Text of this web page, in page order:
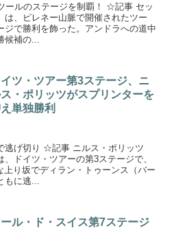
ールのステージを制覇！ ☆記事 セッ
は、ピレネー山脈で開催されたツー
ジで勝利を飾った。アンドラへの道中
補の...
イツ・ツアー第3ステージ、ニ
・ポリッツがスプリンターを
単独勝利
逃げ切り ☆記事 ニルス・ポリッツ
、ドイツ・ツアーの第3ステージで、
り坂でディラン・トゥーンス（バー
に逃...
ル・ド・スイス第7ステージ